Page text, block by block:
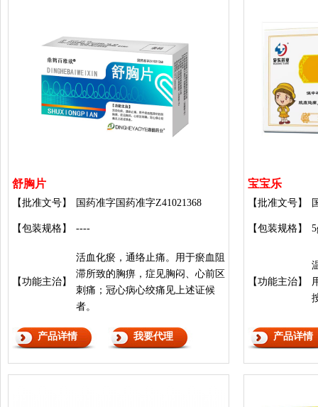
舒胸片
【批准文号】 国药准字国药准字Z41021368
【包装规格】 ----
【功能主治】
活血化瘀，通络止痛。用于瘀血阻
滞所致的胸痹，症见胸闷、心前区
刺痛；冠心病心绞痛见上述证候
者。
产品详情 我要代理
宝宝乐
【批准文号】
【包装规格】
【功能主治】
产品详情